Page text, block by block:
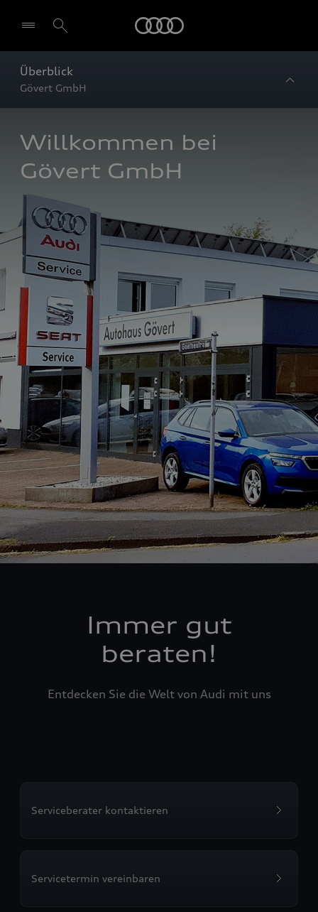
Überblick
Gövert GmbH
Willkommen bei
Gövert GmbH
Immer gut
beraten!
Entdecken Sie die Welt von Audi mit uns
Serviceberater kontaktieren
Servicetermin vereinbaren